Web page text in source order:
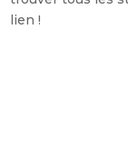
lien !